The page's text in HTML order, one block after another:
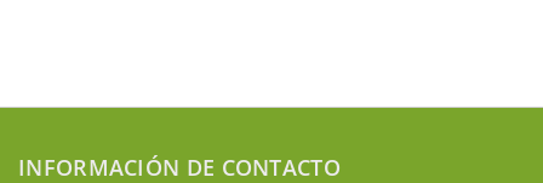
INFORMACIÓN DE CONTACTO